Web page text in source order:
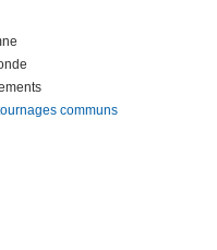
communs